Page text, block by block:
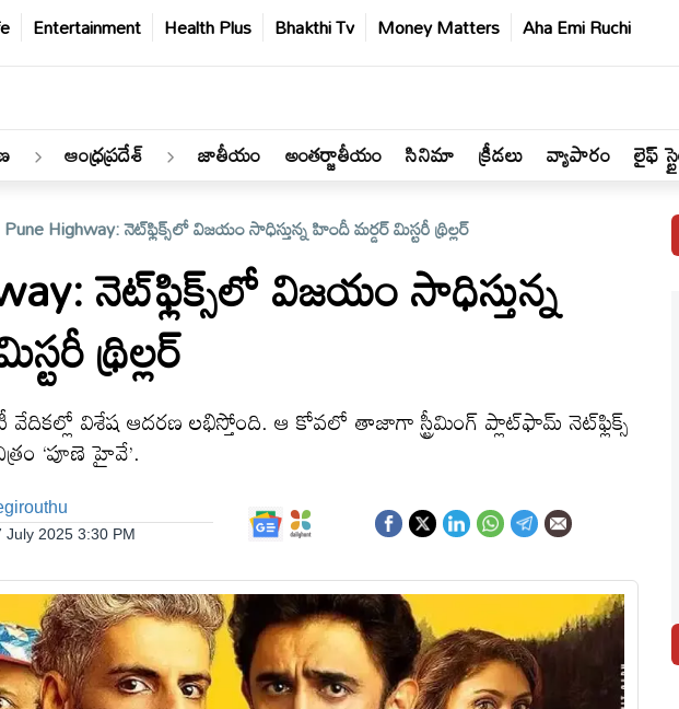
Entertainment Health Plus Bhakthi Tv Money Matters Aha Emi Ruchi
ఆంధ్రప్రదేశ్ జాతీయం అంతర్జాతీయం సినిమా క్రీడలు వ్యాపారం లైఫ్
Pune Highway: నెట్‌ఫ్లిక్స్‌లో విజయం సాధిస్తున్న హిందీ మర్డర్ మిస్టరీ థ్రిల్లర్
నెట్‌ఫ్లిక్స్‌లో విజయం సాధిస్తున్న
థ్రిల్లర్
వేదికల్లో విశేష ఆదరణ లభిస్తోంది. ఆ కోవలో తాజాగా స్ట్రీమింగ్ ప్లాట్‌ఫామ్ నెట్‌ఫ్లిక్స్‌
‘పూణె హైవే’.
July 2025 3:30 PM